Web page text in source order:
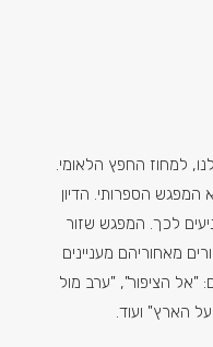
למחוז החפץ הלאומי.
המפגש הספרותי. הדיון
לכך. המפגש שזור
מאחוריהם מעניינים
"אל הציפור", "ערב מול
הארץ" ועוד.